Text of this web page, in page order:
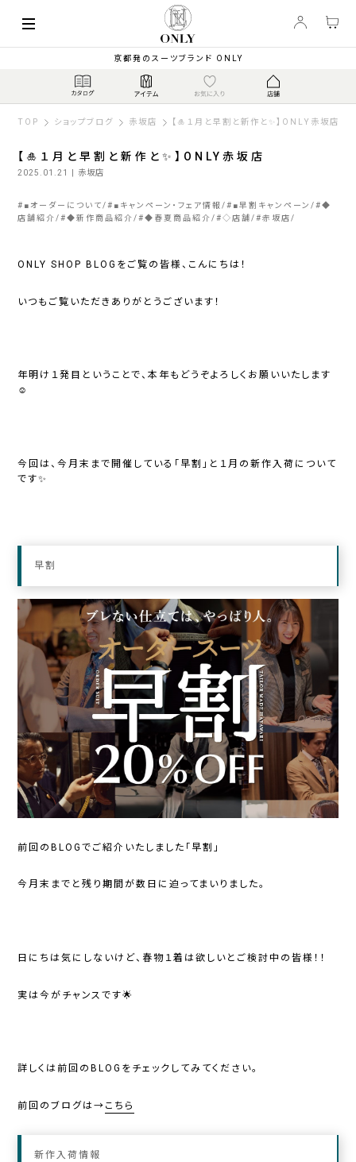
京都発のスーツブランド ONLY
TOP ショップブログ 赤坂店 【🎍１月と早割と新作と✨】ONLY赤坂店
【🎍１月と早割と新作と✨】ONLY赤坂店
2025.01.21 | 赤坂店
# ■オーダーについて # ■キャンペーン・フェア情報 # ■早割キャンペーン #◆
店舗紹介 #◆新作商品紹介 #◆春夏商品紹介 #◇店舗 #赤坂店
ONLY SHOP BLOG をご覧の皆様、こんにちは！
いつもご覧いただきありがとうございます！
年明け１発目ということで、本年もどうぞよろしくお願いいたします
☺
今回は、今月末まで開催している「早割」と１月の新作入荷について
です✨
早割
前回のBLOGでご紹介いたしました「早割」
今月末までと残り期間が数日に迫ってまいりました。
日にちは気にしないけど、春物１着は欲しいとご検討中の皆様！！
実は今がチャンスです🌟
詳しくは前回のBLOGをチェックしてみてください。
前回のブログは→ こちら
新作入荷情報